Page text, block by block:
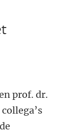
prof. dr.